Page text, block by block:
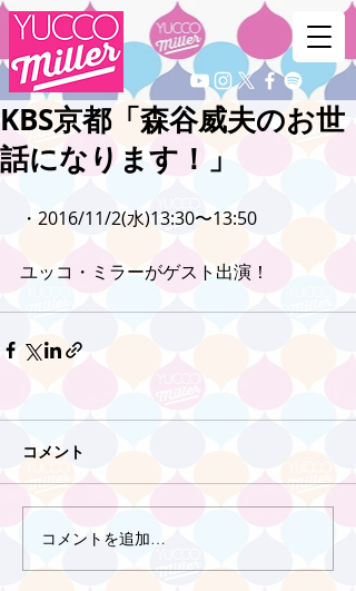
KBS京都「森谷威夫のお世
話になります！」
・2016/11/2(水)13:30〜13:50
ユッコ・ミラーがゲスト出演！
コメント
コメントを追加…